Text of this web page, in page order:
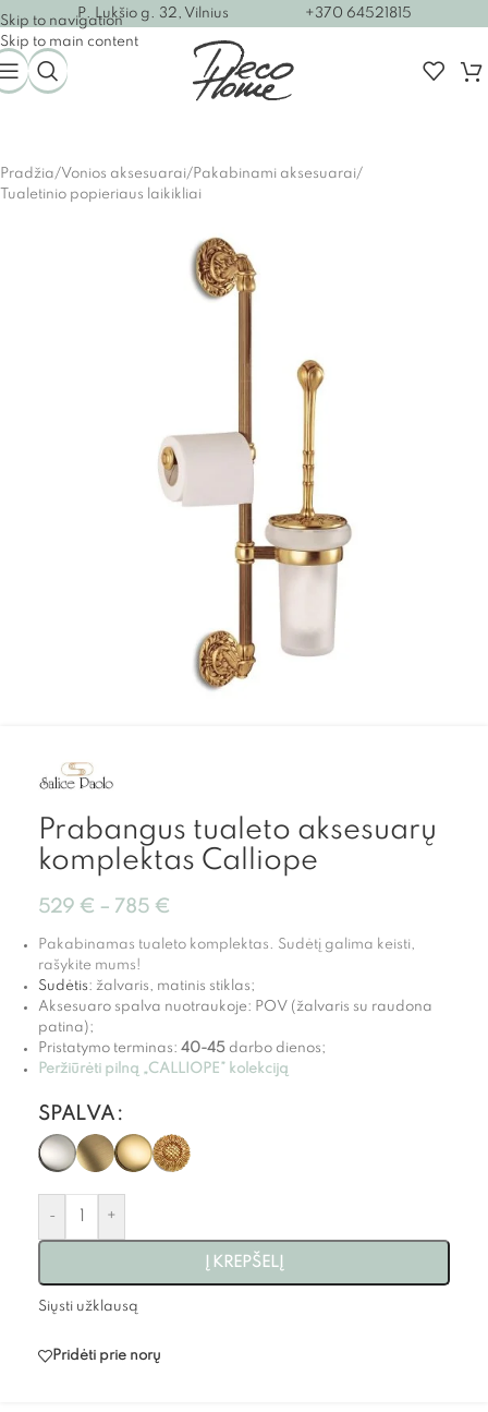
Skip to navigation
Skip to main content
P. Lukšio g. 32, Vilnius +370 64521815
Pradžia/Vonios aksesuarai/Pakabinami aksesuarai/
Tualetinio popieriaus laikikliai
Prabangus tualeto aksesuarų
komplektas Calliope
529 € – 785 €
Pakabinamas tualeto komplektas. Sudėtį galima keisti,
rašykite mums!
Sudėtis: žalvaris, matinis stiklas;
Aksesuaro spalva nuotraukoje: POV (žalvaris su raudona
patina);
Pristatymo terminas: 40-45 darbo dienos;
Peržiūrėti pilną „CALLIOPE” kolekciją
SPALVA
- +
Į KREPŠELĮ
Siųsti užklausą
Pridėti prie norų